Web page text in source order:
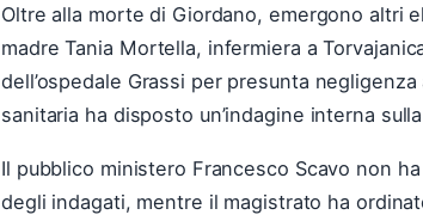
Oltre alla morte di Giordano, emergono altri
madre Tania Mortella, infermiera a
dell’ospedale Grassi per presunta
sanitaria ha disposto un’indagine interna
Il pubblico ministero Francesco Scavo non
degli indagati, mentre il magistrato ha